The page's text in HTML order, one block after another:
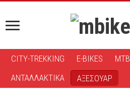
CITY-TREKKING E-BIKES MTB
ΑΝΤΑΛΛΑΚΤΙΚΑ
ΑΞΕΣΟΥΑΡ